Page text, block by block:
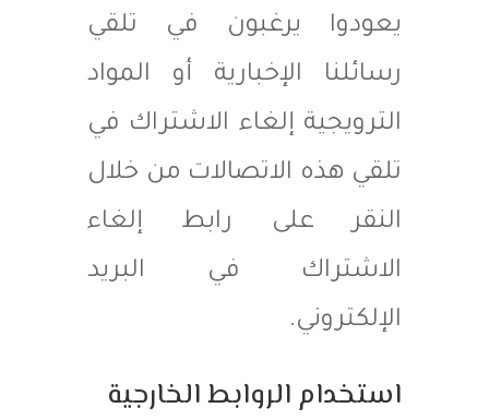
يعودوا يرغبون في تلقي
رسائلنا الإخبارية أو المواد
الترويجية إلغاء الاشتراك في
تلقي هذه الاتصالات من خلال
النقر على رابط إلغاء
الاشتراك في البريد
الإلكتروني.
استخدام الروابط الخارجية